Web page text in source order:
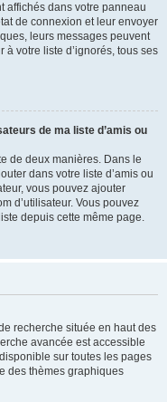
affichés dans votre panneau
de connexion et leur envoyer
leurs messages peuvent
votre liste d’ignorés, tous ses
de ma liste d’amis ou
de deux manières. Dans le
dans votre liste d’amis ou
vous pouvez ajouter
d’utilisateur. Vous pouvez
depuis cette même page.
recherche située en haut des
avancée est accessible
sur toutes les pages
des thèmes graphiques